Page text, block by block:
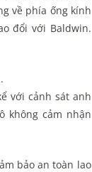
về phía ống kính
đổi với Baldwin.
với cảnh sát anh
không cảm nhận
bảo an toàn lao